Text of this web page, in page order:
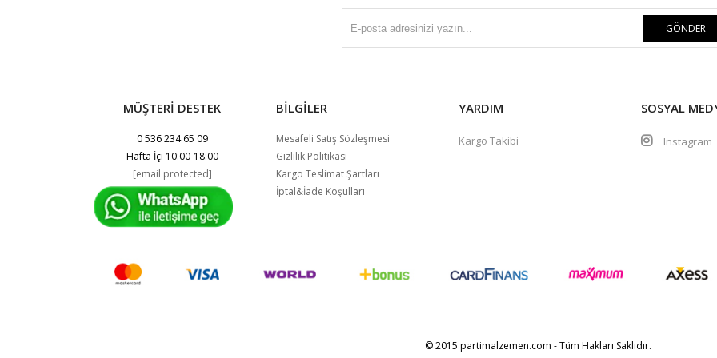
GÖNDER
MÜŞTERİ DESTEK
0 536 234 65 09
Hafta İçi 10:00-18:00
[email protected]
BİLGİLER
Mesafeli Satış Sözleşmesi
Gizlilik Politikası
Kargo Teslimat Şartları
İptal&İade Koşulları
YARDIM
Kargo Takibi
SOSYAL
Instagram
© 2015 partimalzemen.com - Tüm Hakları Saklıdır.